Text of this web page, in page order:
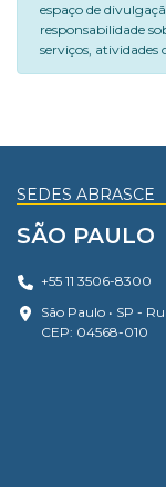
espaço de
responsabilidade
serviços, atividades
SEDES ABRASCE
SÃO PAULO
+55 11 3506-8300
São Paulo • SP -
CEP: 04568-010